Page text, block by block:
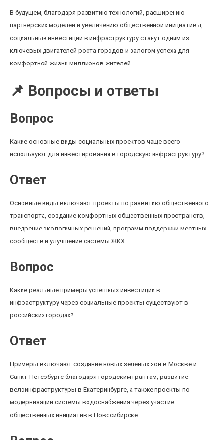
В будущем, благодаря развитию технологий, расширению
партнерских моделей и увеличению общественной инициативы,
социальные инвестиции в инфраструктуру станут одним из
ключевых двигателей роста городов и залогом успеха для
комфортной жизни миллионов жителей.
📌 Вопросы и ответы
Вопрос
Какие основные виды социальных проектов чаще всего
используют для инвестирования в городскую инфраструктуру?
Ответ
Основные виды включают проекты по развитию общественного
транспорта, создание комфортных общественных пространств,
внедрение экологичных решений, программ поддержки местных
сообществ и улучшение системы ЖКХ.
Вопрос
Какие реальные примеры успешных инвестиций в
инфраструктуру через социальные проекты существуют в
российских городах?
Ответ
Примеры включают создание новых зеленых зон в Москве и
Санкт-Петербурге благодаря городским грантам, развитие
велоинфраструктуры в Екатеринбурге, а также проекты по
модернизации системы водоснабжения через участие
общественных инициатив в Новосибирске.